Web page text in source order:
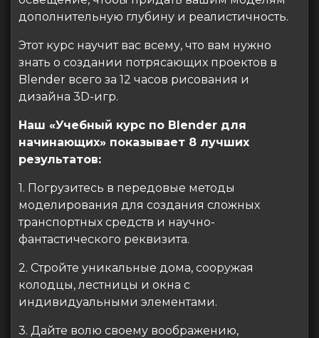
дополнительную глубину и реалистичность.
Этот курс научит вас всему, что вам нужно
знать о создании потрясающих проектов в
Blender всего за 12 часов рисования и
дизайна 3D-игр.
Наш «Учебный курс по Blender для
начинающих» показывает 8 лучших
результатов:
1. Погрузитесь в передовые методы
моделирования для создания сложных
транспортных средств и научно-
фантастического реквизита.
2. Стройте уникальные дома, сооружая
колодцы, лестницы и окна с
индивидуальными элементами.
3. Дайте волю своему воображению,